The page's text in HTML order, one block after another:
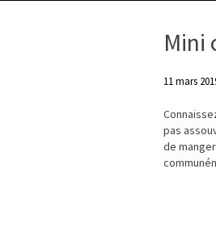
Mini
11 mars
pas
de